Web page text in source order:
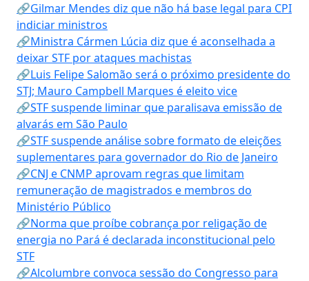
🔗Gilmar Mendes diz que não há base legal para CPI
indiciar ministros
🔗Ministra Cármen Lúcia diz que é aconselhada a
deixar STF por ataques machistas
🔗Luis Felipe Salomão será o próximo presidente do
STJ; Mauro Campbell Marques é eleito vice
🔗STF suspende liminar que paralisava emissão de
alvarás em São Paulo
🔗STF suspende análise sobre formato de eleições
suplementares para governador do Rio de Janeiro
🔗CNJ e CNMP aprovam regras que limitam
remuneração de magistrados e membros do
Ministério Público
🔗Norma que proíbe cobrança por religação de
energia no Pará é declarada inconstitucional pelo
STF
🔗Alcolumbre convoca sessão do Congresso para